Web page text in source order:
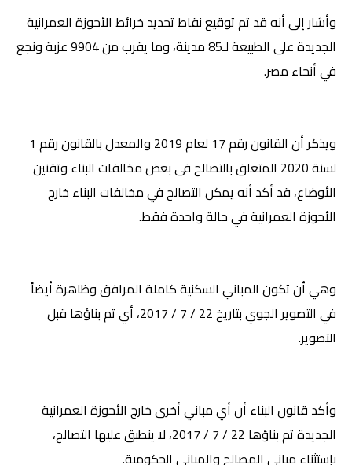
وأشار إلى أنه قد تم توقيع نقاط تحديد خرائط الأحوزة العمرانية
الجديدة على الطبيعة لـ85 مدينة، وما يقرب من 9904 عزبة ونجع
في أنحاء مصر.
ويذكر أن القانون رقم 17 لعام 2019 والمعدل بالقانون رقم 1
لسنة 2020 المتعلق بالتصالح فى بعض مخالفات البناء وتقنين
الأوضاع، قد أكد أنه يمكن التصالح في مخالفات البناء خارج
الأحوزة العمرانية في حالة واحدة فقط.
وهي أن تكون المباني السكنية كاملة المرافق وظاهرة أيضاً
في التصوير الجوي بتاريخ 22 / 7 / 2017، أي تم بناؤها قبل
التصوير.
وأكد قانون البناء أن أي مباني أخرى خارج الأحوزة العمرانية
الجديدة تم بناؤها 22 / 7 / 2017، لا ينطبق عليها التصالح،
بإستثناء مباني المصالح والمباني الحكومية.